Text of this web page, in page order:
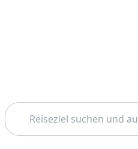
Suchen